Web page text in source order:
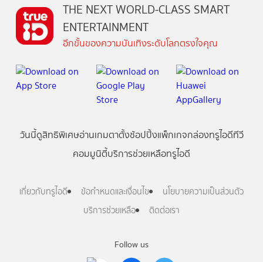
Follow us
THE NEXT WORLD-CLASS SMART
ENTERTAINMENT
อีกขั้นของความบันเทิงระดับโลกตรงใจคุณ
วันนี้ดูสิทธิพิเศษอ่านเกมตาตั้งช้อปปิ้งแพ็กเกจกล่องทรูไอดีทีวี
คอมมูนิตี้บริการช่วยเหลือทรูไอดี
เกี่ยวกับทรูไอดี ข้อกำหนดและเงื่อนไข
นโยบายความเป็นส่วนตัว
บริการช่วยเหลือ
ติดต่อเรา